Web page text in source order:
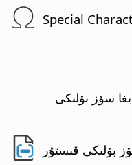
Special
سۆز بۆلىكى
بۆلىكى قىستۇر